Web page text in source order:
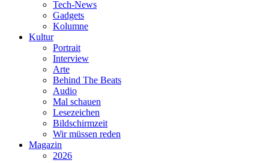
Tech-News
Gadgets
Kolumne
Kultur
Portrait
Interview
Arte
Behind The Beats
Audio
Mal schauen
Lesezeichen
Bildschirmzeit
Wir müssen reden
Magazin
2026